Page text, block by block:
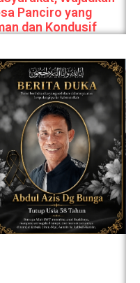
Panciro yang
dan Kondusif